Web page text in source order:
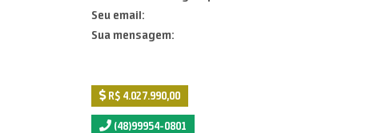
Seu email:
Sua mensagem:
R$ 4.027.990,00
(48)99954-0801